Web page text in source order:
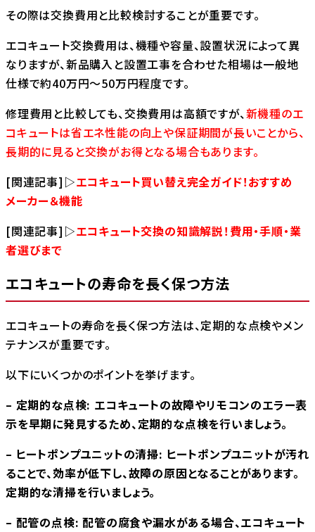
その際は交換費用と比較検討することが重要です。
エコキュート交換費用は、機種や容量、設置状況によって異
なりますが、新品購入と設置工事を合わせた相場は一般地
仕様で約40万円～50万円程度です。
修理費用と比較しても、交換費用は高額ですが、新機種のエ
コキュートは省エネ性能の向上や保証期間が長いことから、
長期的に見ると交換がお得となる場合もあります。
[関連記事]▷エコキュート買い替え完全ガイド！おすすめ
メーカー＆機能
[関連記事]▷エコキュート交換の知識解説！費用・手順・業
者選びまで
エコキュートの寿命を長く保つ方法
エコキュートの寿命を長く保つ方法は、定期的な点検やメン
テナンスが重要です。
以下にいくつかのポイントを挙げます。
– 定期的な点検: エコキュートの故障やリモコンのエラー表
示を早期に発見するため、定期的な点検を行いましょう。
– ヒートポンプユニットの清掃: ヒートポンプユニットが汚れ
ることで、効率が低下し、故障の原因となることがあります。
定期的な清掃を行いましょう。
– 配管の点検: 配管の腐食や漏水がある場合、エコキュート